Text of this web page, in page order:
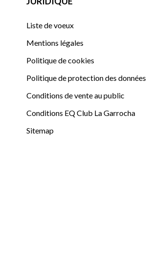
Liste de voeux
Mentions légales
Politique de cookies
Politique de protection des données
Conditions de vente au public
Conditions EQ Club La Garrocha
Sitemap